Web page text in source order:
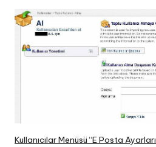
Kullanıcılar Menüsü “E Posta